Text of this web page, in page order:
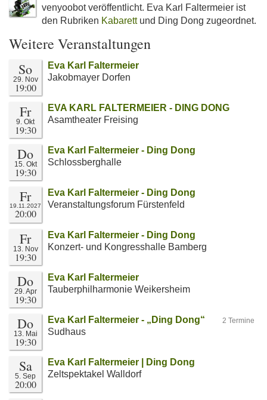
venyoobot veröffentlicht. Eva Karl Faltermeier ist
den Rubriken Kabarettund Ding Dong zugeordnet.
Weitere Veranstaltungen
So
29. Nov
19:00
Eva Karl Faltermeier
Jakobmayer Dorfen
Fr
9. Okt
19:30
EVA KARL FALTERMEIER - DING DONG
Asamtheater Freising
Do
15. Okt
19:30
Eva Karl Faltermeier - Ding Dong
Schlossberghalle
Fr
19.11.2027
20:00
Eva Karl Faltermeier - Ding Dong
Veranstaltungsforum Fürstenfeld
Fr
13. Nov
19:30
Eva Karl Faltermeier - Ding Dong
Konzert- und Kongresshalle Bamberg
Do
29. Apr
19:30
Eva Karl Faltermeier
Tauberphilharmonie Weikersheim
Do
13. Mai
19:30
2 Termine
Eva Karl Faltermeier - „Ding Dong“
Sudhaus
Sa
5. Sep
20:00
Eva Karl Faltermeier | Ding Dong
Zeltspektakel Walldorf